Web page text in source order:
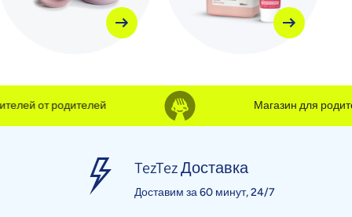
от родителей Магазин для
TezTez Доставка
Доставим за 60 минут, 24/7